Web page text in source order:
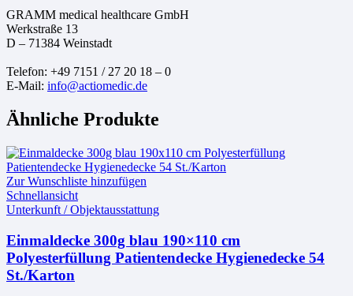
GRAMM medical healthcare GmbH
Werkstraße 13
D – 71384 Weinstadt
Telefon: +49 7151 / 27 20 18 – 0
E-Mail: info@actiomedic.de
Ähnliche Produkte
Zur Wunschliste hinzufügen
Schnellansicht
Unterkunft / Objektausstattung
Einmaldecke 300g blau 190×110 cm
Polyesterfüllung Patientendecke Hygienedecke 54
St./Karton